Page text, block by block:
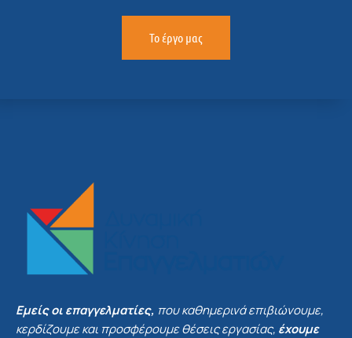
Το έργο μας
Εμείς οι επαγγελματίες, που καθημερινά επιβιώνουμε,
κερδίζουμε και προσφέρουμε θέσεις εργασίας, έχουμε